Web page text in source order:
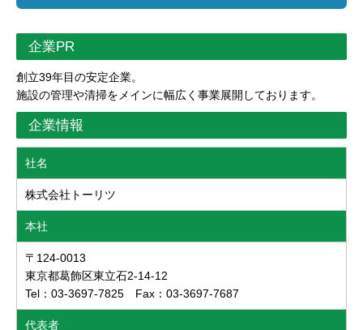
企業PR
創立39年目の安定企業。
施設の管理や清掃をメインに幅広く事業展開しております。
企業情報
社名
株式会社トーリツ
本社
〒124-0013
東京都葛飾区東立石2-14-12
Tel：03-3697-7825 Fax：03-3697-7687
代表者